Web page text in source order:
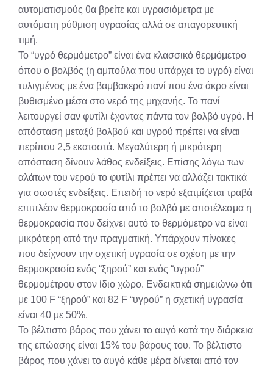
αυτοματισμούς θα βρείτε και υγρασιόμετρα με
αυτόματη ρύθμιση υγρασίας αλλά σε απαγορευτική
τιμή.
Το “υγρό θερμόμετρο” είναι ένα κλασσικό θερμόμετρο
όπου ο βολβός (η αμπούλα που υπάρχει το υγρό) είναι
τυλιγμένος με ένα βαμβακερό πανί που ένα άκρο είναι
βυθισμένο μέσα στο νερό της μηχανής. Το πανί
λειτουργεί σαν φυτίλι έχοντας πάντα τον βολβό υγρό. Η
απόσταση μεταξύ βολβού και υγρού πρέπει να είναι
περίπου 2,5 εκατοστά. Μεγαλύτερη ή μικρότερη
απόσταση δίνουν λάθος ενδείξεις. Επίσης λόγω των
αλάτων του νερού το φυτίλι πρέπει να αλλάζει τακτικά
για σωστές ενδείξεις. Επειδή το νερό εξατμίζεται τραβά
επιπλέον θερμοκρασία από το βολβό με αποτέλεσμα η
θερμοκρασία που δείχνει αυτό το θερμόμετρο να είναι
μικρότερη από την πραγματική. Υπάρχουν πίνακες
που δείχνουν την σχετική υγρασία σε σχέση με την
θερμοκρασία ενός “ξηρού” και ενός “υγρού”
θερμομέτρου στον ίδιο χώρο. Ενδεικτικά σημειώνω ότι
με 100 F “ξηρού” και 82 F “υγρού” η σχετική υγρασία
είναι 40 με 50%.
Το βέλτιστο βάρος που χάνει το αυγό κατά την διάρκεια
της επώασης είναι 15% του βάρους του. Το βέλτιστο
βάρος που χάνει το αυγό κάθε μέρα δίνεται από τον